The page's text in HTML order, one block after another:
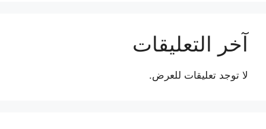
آخر التعليقات
لا توجد تعليقات للعرض.